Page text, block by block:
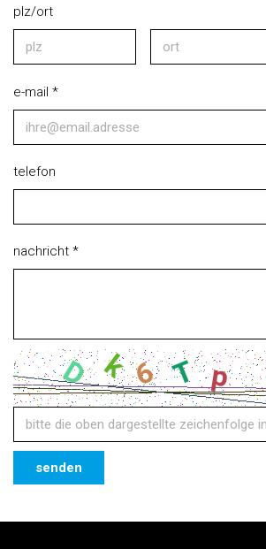
plz/ort
e-mail *
telefon
nachricht *
senden